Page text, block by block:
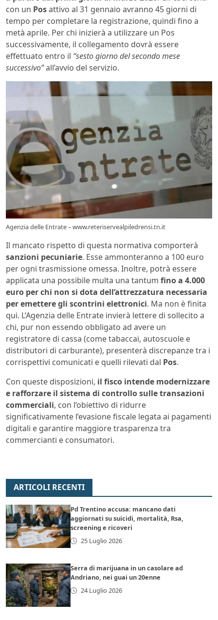
con un Posattivo al 31 gennaio avranno 45 giorni di
tempo per completare la registrazione, quindi fino a
metà aprile. Per chi inizierà a utilizzare un Pos
successivamente, il collegamento dovrà essere
effettuato entro il “sesto giorno del secondo mese
successivo”all’avvio del servizio.
Agenzia delle Entrate – www.reteriservealpiledrensi.tn.it
Il mancato rispetto di questa normativa comporterà
sanzioni pecuniarie. Esse ammonteranno a 100 euro
per ogni trasmissione omessa. Inoltre, potrà essere
applicata una possibile multa una tantum fino a 4.000
euro per chi non si dota dell’attrezzatura necessaria
per emettere gli scontrini elettronici. Ma non è finita
qui. L’Agenzia delle Entrate invierà lettere di sollecito a
chi, pur non essendo obbligato ad avere un
registratore di cassa (come tabaccai, autoscuole e
distributori di carburante), presenterà discrepanze tra i
corrispettivi comunicati e quelli rilevati dal Pos.
Con queste disposizioni, il fisco intende modernizzare
e rafforzare il sistema di controllo sulle transazioni
commerciali, con l’obiettivo di ridurre
significativamente l’evasione fiscale legata ai pagamenti
digitali e garantire maggiore trasparenza tra
commercianti e consumatori.
ARTICOLI RECENTI
Pd Trentino accusa: mancano dati
aggiornati su suicidi, mortalità, Rsa,
screening e ricoveri
25 Luglio 2026
Serra di marijuana in un casolare ad
Andriano, nei guai un 20enne
24 Luglio 2026